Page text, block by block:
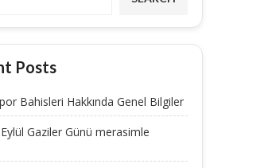
Posts
Bahisleri Hakkında Genel Bilgiler
Eylül Gaziler Günü merasimle